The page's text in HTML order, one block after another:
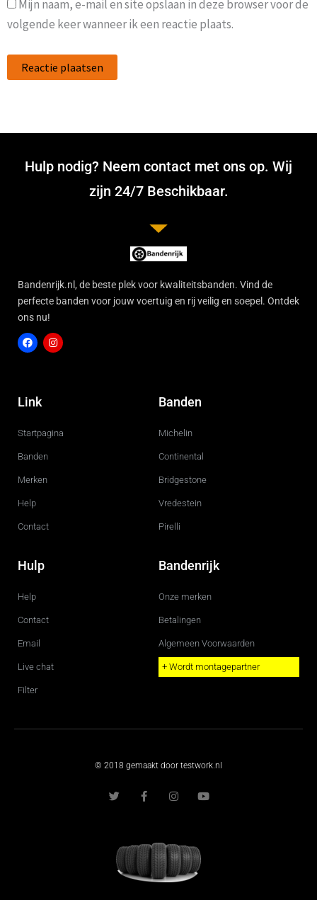
Mijn naam, e-mail en site opslaan in deze browser voor de
volgende keer wanneer ik een reactie plaats.
Hulp nodig? Neem contact met ons op. Wij
zijn 24/7 Beschikbaar.
Bandenrijk.nl, de beste plek voor kwaliteitsbanden. Vind de
perfecte banden voor jouw voertuig en rij veilig en soepel. Ontdek
ons nu!
c
e
o
g
r
Link
Startpagina
Banden
Merken
Help
Contact
Banden
Michelin
Continental
Bridgestone
Vredestein
Pirelli
Hulp
Help
Contact
Email
Live chat
Filter
Bandenrijk
Onze merken
Betalingen
Algemeen Voorwaarden
+ Wordt montagepartner
© 2018 gemaakt door testwork.nl
w
i
a
c
o
k
-
f
n
s
r
a
m
o
u